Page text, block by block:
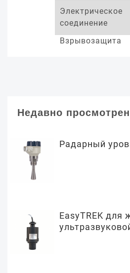
Электрическое
соединение
Взрывозащита
Недавно
Радарный
EasyTREK для